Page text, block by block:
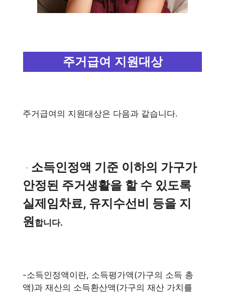
주거급여 지원대상
주거급여의 지원대상은 다음과 같습니다.
ㆍ 소득인정액 기준 이하의 가구가
안정된 주거생활을 할 수 있도록
실제임차료, 유지수선비 등을 지
원합니다.
-소득인정액이란, 소득평가액(가구의 소득 총
액)과 재산의 소득환산액(가구의 재산 가치를